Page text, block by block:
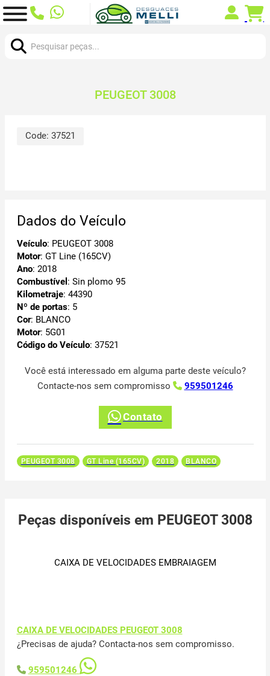
PEUGEOT 3008
Code: 37521
Dados do Veículo
Veículo: PEUGEOT 3008
Motor: GT Line (165CV)
Ano: 2018
Combustível : Sin plomo 95
Kilometraje: 44390
Nº de portas: 5
Cor: BLANCO
Motor: 5G01
Código do Veículo: 37521
Você está interessado em alguma parte deste veículo?
Contacte-nos sem compromisso
959501246
Contato
PEUGEOT 3008 GT Line (165CV) 2018 BLANCO
Peças disponíveis em PEUGEOT 3008
CAIXA DE VELOCIDADES EMBRAIAGEM
CAIXA DE VELOCIDADES PEUGEOT 3008
¿Precisas de ajuda? Contacta-nos sem compromisso.
959501246